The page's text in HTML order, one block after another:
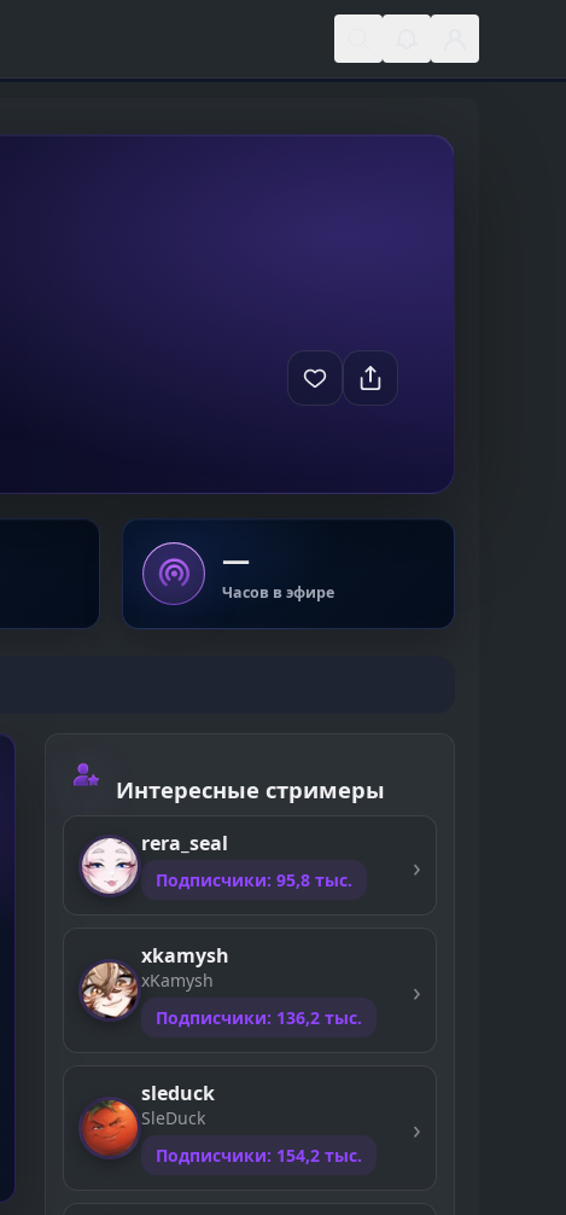
—
Часов в эфире
Интересные стримеры
rera_seal
Подписчики: 95,8 тыс.
xkamysh
xKamysh
Подписчики: 136,2 тыс.
sleduck
SleDuck
Подписчики: 154,2 тыс.